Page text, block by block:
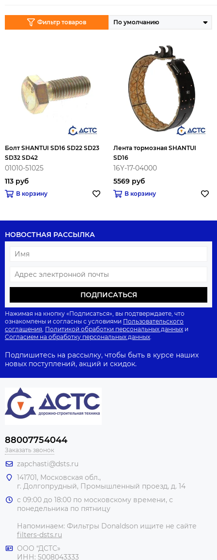
Фильтр товаров
Болт SHANTUI SD16 SD22 SD23
SD32 SD42
01010-51025
113 руб
В корзину
Лента тормозная SHANTUI
SD16
16Y-17-04000
5569 руб
В корзину
НОВОСТНАЯ РАССЫЛКА
ПОДПИСАТЬСЯ
Нажимая на кнопку «Подписаться», вы подтверждаете, что
ознакомлены и согласны с условиями Пользовательского
соглашения, Политикой обработки персональных данных и
Согласием на обработку персональных данных.
Подпишитесь на рассылку, чтобы быть в курсе наших
новых поступлений, акций и скидок.
88007754044
Заказать звонок
zapchasti@dsts.ru
141701, Московская обл.,
г. Долгопрудный, Промышленный проезд, д. 14
с 09:00 до 18:00 по московскому времени, с
понедельника по пятницу
Напоминаем: Фильтры Donaldson ищите не сайте
filters-dsts.ru
ООО “ДСТС»
ИНН: 5008043333